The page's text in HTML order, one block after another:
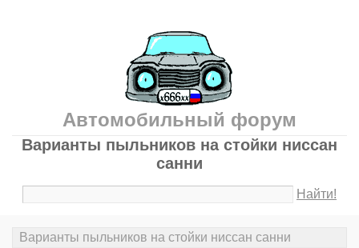
Автомобильный форум
Варианты пыльников на стойки ниссан
санни
Найти!
Варианты пыльников на стойки ниссан санни